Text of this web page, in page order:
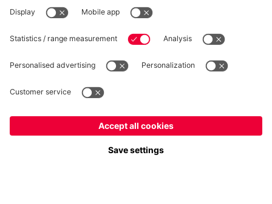
RECESSO
Privacy
Impostazioni dei cookie
*Prezzi IVA inclusa e spese di spedizione escluse
© FC Bayern München AG
FC Bayern München AG, Säbener Str. 51-57, 81547 Monaco
Italianoper consegnare lì!
Globaleper consegnare lì!